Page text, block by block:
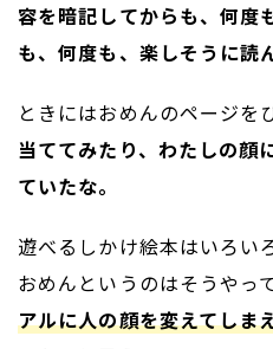
容を暗記してからも、何度
も、何度も、楽しそうに読
ときにはおめんのページを
当ててみたり、わたしの顔
ていたな。
遊べるしかけ絵本はいろい
おめんというのはそうやっ
アルに人の顔を変えてしま